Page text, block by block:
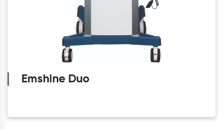
Emshine Duo